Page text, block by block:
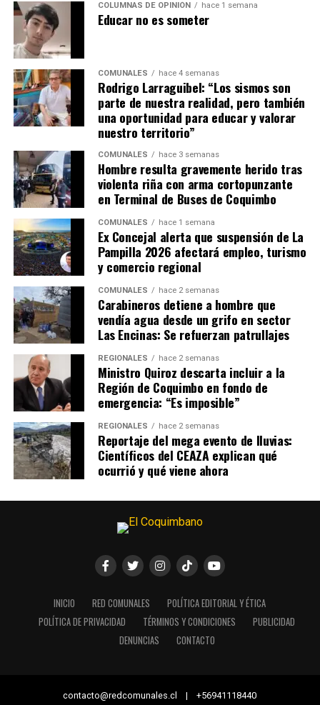
COLUMNAS DE OPINIÓN hace 1 semana
Educar no es someter
COMUNALES hace 4 semanas
Rodrigo Larraguibel: “Los sismos son
parte de nuestra realidad, pero también
una oportunidad para educar y valorar
nuestro territorio”
COMUNALES hace 3 semanas
Hombre resulta gravemente herido tras
violenta riña con arma cortopunzante
en Terminal de Buses de Coquimbo
COMUNALES hace 1 semana
Ex Concejal alerta que suspensión de La
Pampilla 2026 afectará empleo, turismo
y comercio regional
COMUNALES hace 2 semanas
Carabineros detiene a hombre que
vendía agua desde un grifo en sector
Las Encinas: Se refuerzan patrullajes
REGIONALES hace 2 semanas
Ministro Quiroz descarta incluir a la
Región de Coquimbo en fondo de
emergencia: “Es imposible”
REGIONALES hace 2 semanas
Reportaje del mega evento de lluvias:
Científicos del CEAZA explican qué
ocurrió y qué viene ahora
INICIO RED COMUNALES
POLÍTICA EDITORIAL Y ÉTICA
POLÍTICA DE PRIVACIDAD
TÉRMINOS Y CONDICIONES
PUBLICIDAD
DENUNCIAS
CONTACTO
contacto@redcomunales.cl | +56941118440